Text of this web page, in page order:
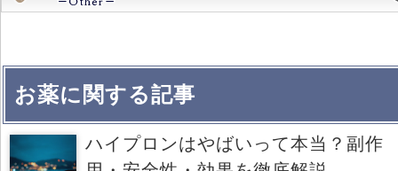
お薬に関する記事
ハイプロンはやばいって本当？副作